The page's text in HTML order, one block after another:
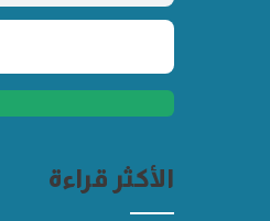
الأكثر قراءة